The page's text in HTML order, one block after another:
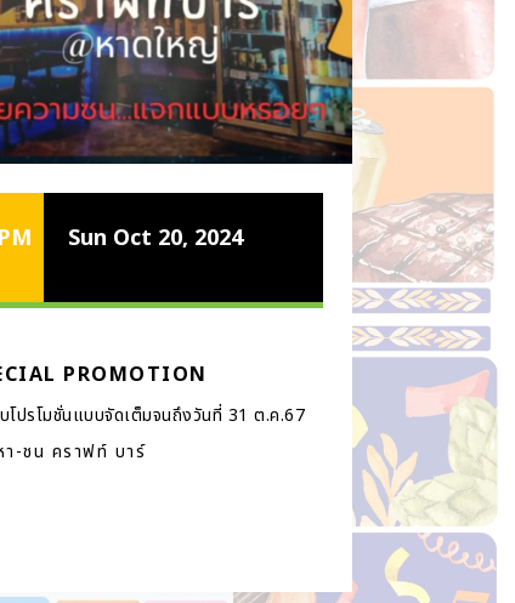
Sun Oct 20, 2024
PROMOTION
โปรโมชั่นแบบจัดเต็มจนถึงวันที่ 31 ต.ค.67
า-ชน คราฟท์ บาร์